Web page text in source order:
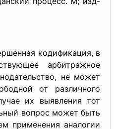
кодификация, в
арбитражное
не может
от различного
их выявления тот
вопрос может быть
применения аналогии